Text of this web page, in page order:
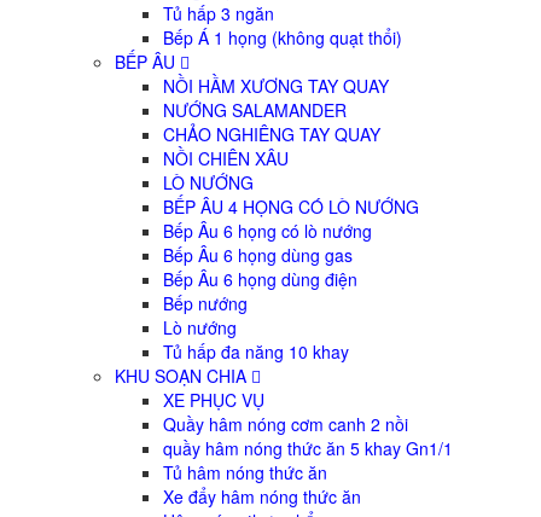
Tủ hấp 3 ngăn
Bếp Á 1 họng (không quạt thổi)
BẾP ÂU
NỒI HẦM XƯƠNG TAY QUAY
NƯỚNG SALAMANDER
CHẢO NGHIÊNG TAY QUAY
NỒI CHIÊN XÂU
LÒ NƯỚNG
BẾP ÂU 4 HỌNG CÓ LÒ NƯỚNG
Bếp Âu 6 họng có lò nướng
Bếp Âu 6 họng dùng gas
Bếp Âu 6 họng dùng điện
Bếp nướng
Lò nướng
Tủ hấp đa năng 10 khay
KHU SOẠN CHIA
XE PHỤC VỤ
Quầy hâm nóng cơm canh 2 nồi
quầy hâm nóng thức ăn 5 khay Gn1/1
Tủ hâm nóng thức ăn
Xe đẩy hâm nóng thức ăn